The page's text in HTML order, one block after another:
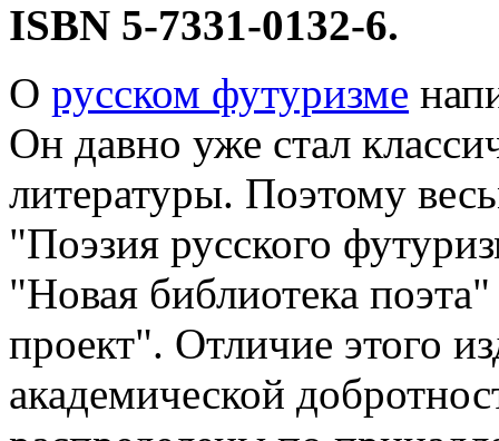
ISBN 5-7331-0132-6.
О русском футуризме
Он давно уже стал
литературы. Поэтому
"Поэзия русского
"Новая библиотека
проект". Отличие этого
академической